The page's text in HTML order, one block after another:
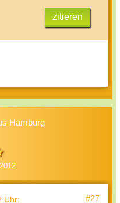
zitieren
Hamburg
Uhr: #27